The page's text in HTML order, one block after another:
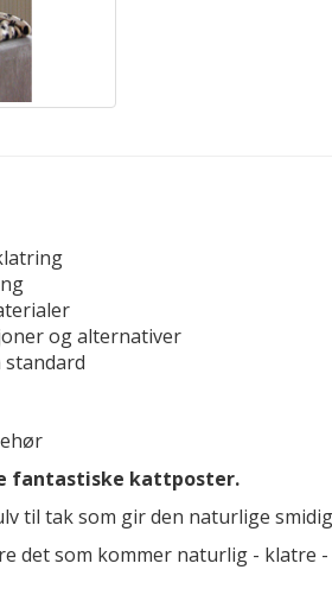
og alternativer
fantastiske kattposter.
til tak som gir den naturlige
det som kommer naturlig - klatre